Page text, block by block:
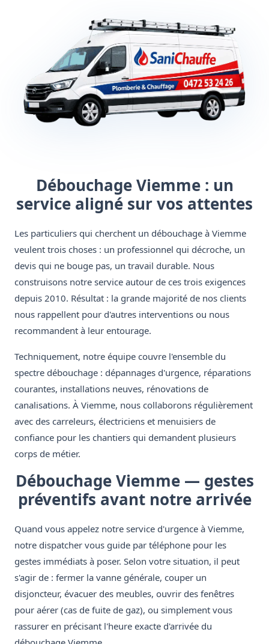
Débouchage Viemme : un
service aligné sur vos attentes
Les particuliers qui cherchent un débouchage à Viemme
veulent trois choses : un professionnel qui décroche, un
devis qui ne bouge pas, un travail durable. Nous
construisons notre service autour de ces trois exigences
depuis 2010. Résultat : la grande majorité de nos clients
nous rappellent pour d'autres interventions ou nous
recommandent à leur entourage.
Techniquement, notre équipe couvre l'ensemble du
spectre débouchage : dépannages d'urgence, réparations
courantes, installations neuves, rénovations de
canalisations. À Viemme, nous collaborons régulièrement
avec des carreleurs, électriciens et menuisiers de
confiance pour les chantiers qui demandent plusieurs
corps de métier.
Débouchage Viemme — gestes
préventifs avant notre arrivée
Quand vous appelez notre service d'urgence à Viemme,
notre dispatcher vous guide par téléphone pour les
gestes immédiats à poser. Selon votre situation, il peut
s'agir de : fermer la vanne générale, couper un
disjoncteur, évacuer des meubles, ouvrir des fenêtres
pour aérer (cas de fuite de gaz), ou simplement vous
rassurer en précisant l'heure exacte d'arrivée du